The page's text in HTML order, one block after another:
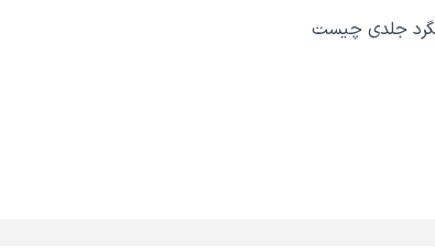
جلدی چیست